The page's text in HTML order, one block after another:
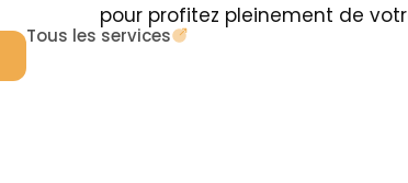
pour profitez pleinement de
Tous les services